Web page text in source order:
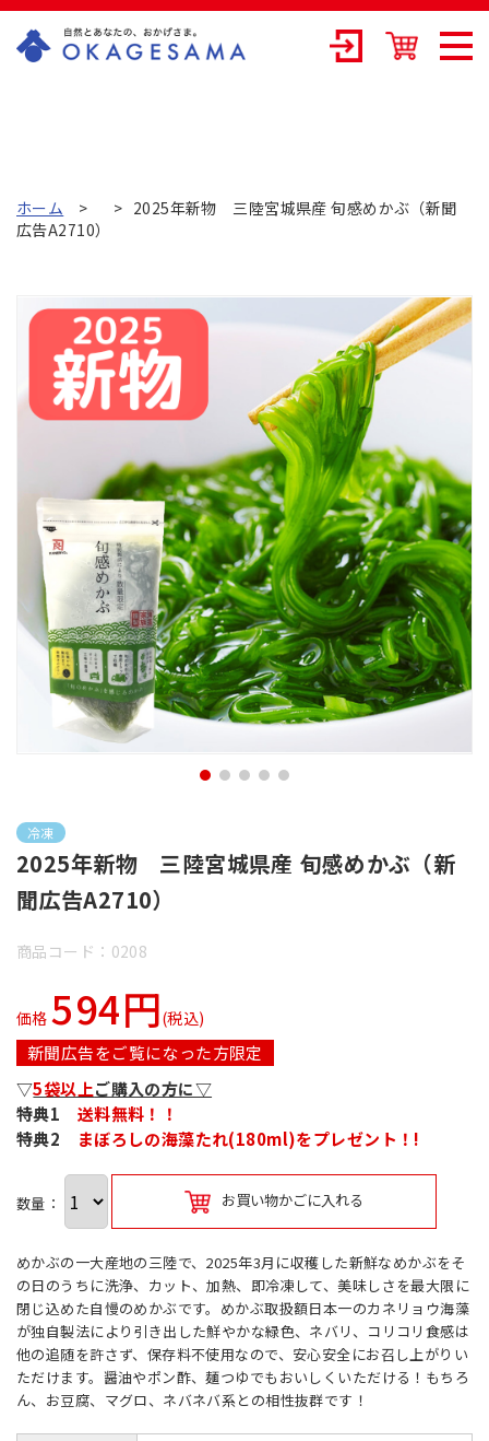
式会社の公式通
ホーム
2025年新物 三陸宮城県産 旬感めかぶ（新聞
広告A2710）
冷凍
2025年新物 三陸宮城県産 旬感めかぶ（新
聞広告A2710）
商品コード：0208
価格594円(税込)
新聞広告をご覧になった方限定
▽5袋以上ご購入の方に▽
特典1 送料無料！！
特典2
まぼろしの海藻たれ(180ml)をプレゼント！!
数量： お買い物かごに入れる
めかぶの一大産地の三陸で、2025年3月に収穫した新鮮なめかぶをそ
の日のうちに洗浄、カット、加熱、即冷凍して、美味しさを最大限に
閉じ込めた自慢のめかぶです。めかぶ取扱額日本一のカネリョウ海藻
が独自製法により引き出した鮮やかな緑色、ネバリ、コリコリ食感は
他の追随を許さず、保存料不使用なので、安心安全にお召し上がりい
ただけます。醤油やポン酢、麺つゆでもおいしくいただける！もちろ
ん、お豆腐、マグロ、ネバネバ系との相性抜群です！